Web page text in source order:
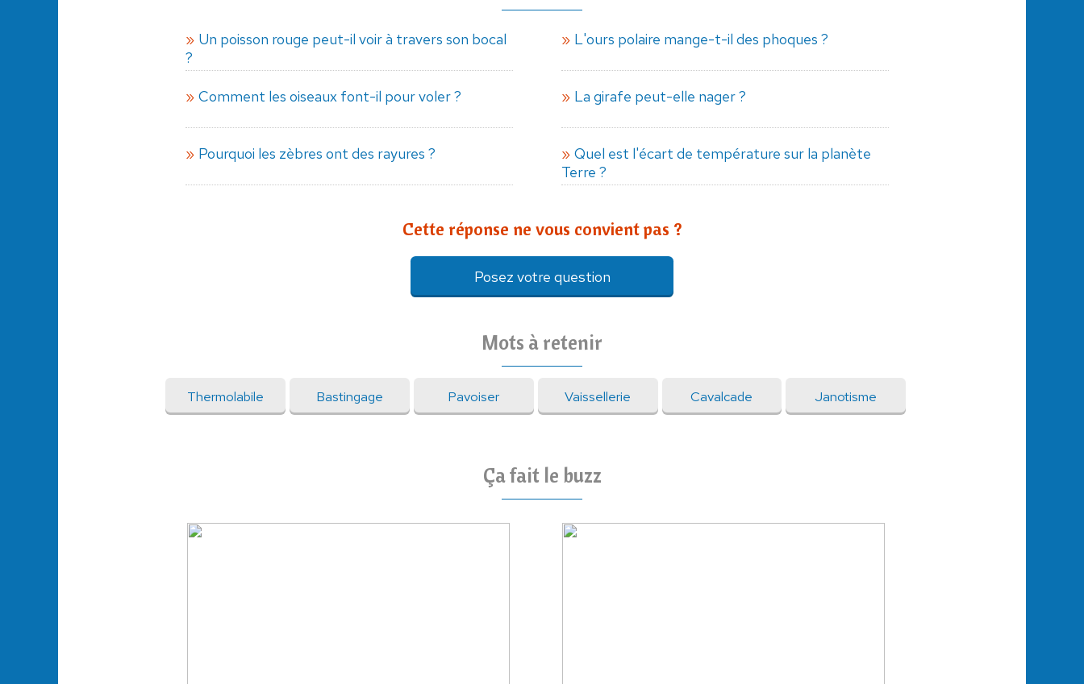
Un poisson rouge peut-il voir à travers son bocal
?
L'ours polaire mange-t-il des phoques ?
Comment les oiseaux font-il pour voler ? La girafe peut-elle nager ?
Pourquoi les zèbres ont des rayures ?
Quel est l'écart de température sur la planète
Terre ?
Cette réponse ne vous convient pas ?
Posez votre question
Mots à retenir
Thermolabile Bastingage Pavoiser Vaissellerie Cavalcade Janotisme
Ça fait le buzz